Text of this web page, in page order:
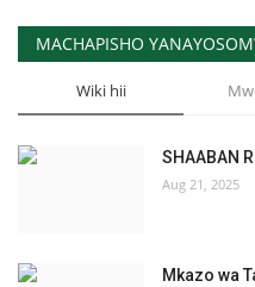
MACHAPISHO
Wiki hii
SHAABAN
Aug 21, 2025
Mkazo wa